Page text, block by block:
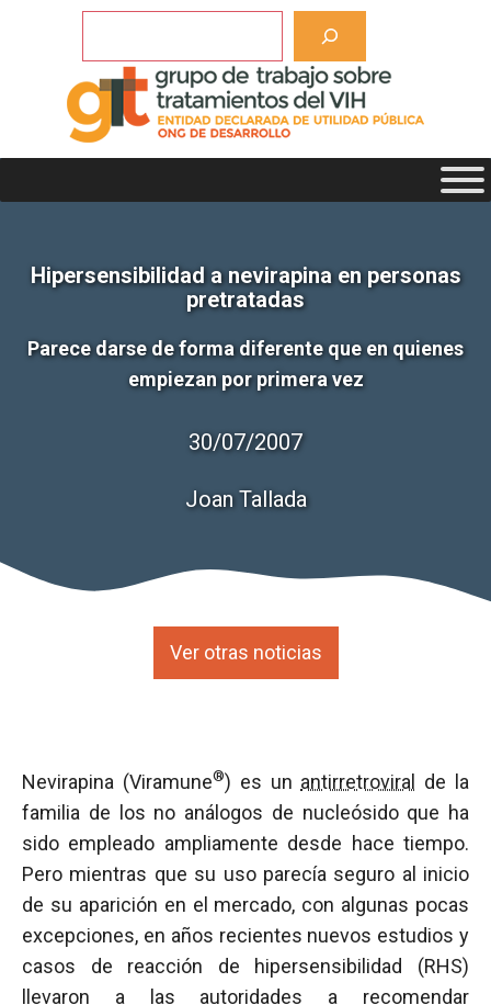
Hipersensibilidad a nevirapina en personas
pretratadas
Parece darse de forma diferente que en quienes
empiezan por primera vez
30/07/2007
Joan Tallada
Ver otras noticias
Nevirapina (Viramune®) es un antirretroviral
de la
familia de los no análogos de nucleósido que ha
sido empleado ampliamente desde hace tiempo.
Pero mientras que su uso parecía seguro al inicio
de su aparición en el mercado, con algunas pocas
excepciones, en años recientes nuevos estudios y
casos de reacción de hipersensibilidad (RHS)
llevaron a las autoridades a recomendar